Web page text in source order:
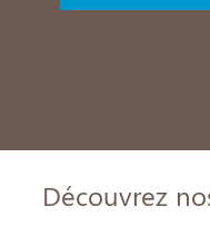
Découvrez